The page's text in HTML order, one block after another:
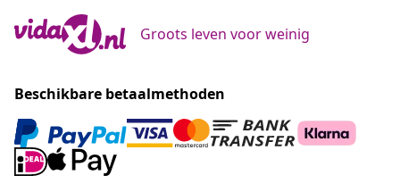
Groots leven voor weinig
Beschikbare betaalmethoden